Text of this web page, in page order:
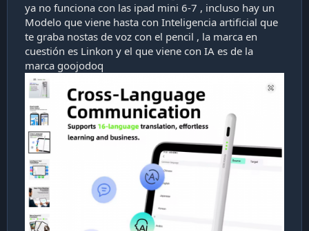
ya no funciona con las ipad mini 6-7 , incluso hay un
Modelo que viene hasta con Inteligencia artificial que
te graba nostas de voz con el pencil , la marca en
cuestión es Linkon y el que viene con IA es de la
marca goojodoq